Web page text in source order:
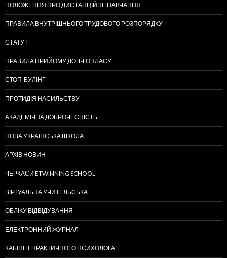
ПОЛОЖЕННЯ ПРО ДИСТАНЦІЙНЕ НАВЧАННЯ
ПРАВИЛА ВНУТРІШНЬОГО ТРУДОВОГО РОЗПОРЯДКУ
СТАТУТ
ПРАВИЛА ПРИЙОМУ ДО 1-ГО КЛАСУ
СТОП-БУЛІНГ
ПРОТИДІЯ НАСИЛЬСТВУ
АКАДЕМІЧНА ДОБРОЧЕСНІСТЬ
НОВА УКРАЇНСЬКА ШКОЛА
АРХІВ НОВИН
ЧЕРКАСИ ETWINNING SCHOOL
ВІРТУАЛЬНА УЧИТЕЛЬСЬКА
ОБЛІКУ ВІДВІДУВАННЯ
ЕЛЕКТРОННИЙ ЖУРНАЛ
КАБІНЕТ ПРАКТИЧНОГО ПСИХОЛОГА